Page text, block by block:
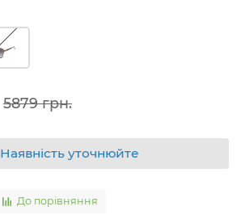
5879 грн.
Наявність уточнюйте
До порівняння